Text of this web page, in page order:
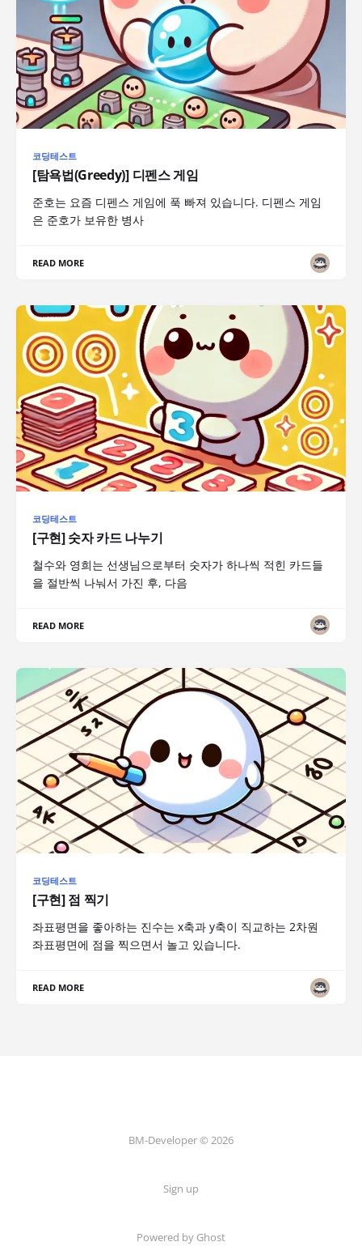
코딩테스트
[탐욕법(Greedy)] 디펜스 게임
준호는 요즘 디펜스 게임에 푹 빠져 있습니다. 디펜스 게임
은 준호가 보유한 병사
READ MORE
코딩테스트
[구현] 숫자 카드 나누기
철수와 영희는 선생님으로부터 숫자가 하나씩 적힌 카드들
을 절반씩 나눠서 가진 후, 다음
READ MORE
코딩테스트
[구현] 점 찍기
좌표평면을 좋아하는 진수는 x축과 y축이 직교하는 2차원
좌표평면에 점을 찍으면서 놀고 있습니다.
READ MORE
BM-Developer © 2026
Sign up
Powered by Ghost